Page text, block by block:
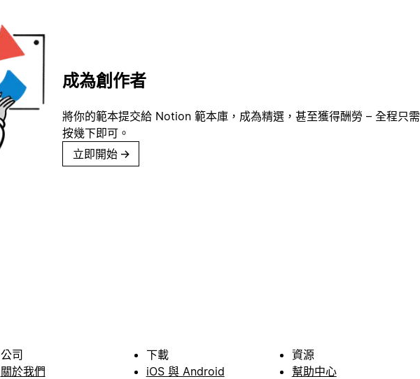
成為創作者
將你的範本提交給 Notion 範本庫，成為精選，甚至獲得酬勞 – 全程只需
按幾下即可。
立即開始 →
公司
關於我們
下載
iOS 與 Android
資源
幫助中心